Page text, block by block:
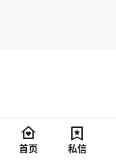
首页 私信